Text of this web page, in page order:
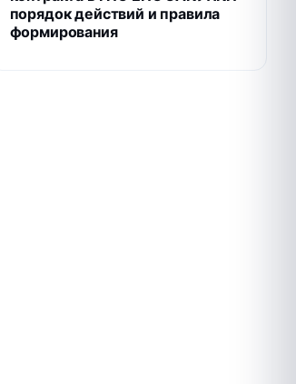
порядок действий и правила
формирования